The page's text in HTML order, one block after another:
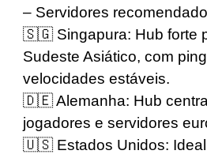
– Servidores
🇸🇬 Singapura: Hub forte
Sudeste Asiático, com
velocidades estáveis.
🇩🇪Alemanha: Hub
jogadores e servidores
🇺🇸 Estados Unidos: